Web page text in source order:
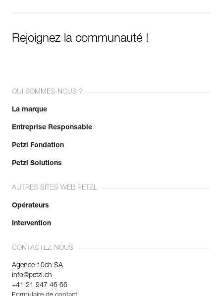
Rejoignez la communauté !
QUI SOMMES-NOUS ?
La marque
Entreprise Responsable
Petzl Fondation
Petzl Solutions
AUTRES SITES WEB PETZL
Opérateurs
Intervention
CONTACTEZ-NOUS
Agence 10ch SA
info@petzl.ch
+41 21 947 46 66